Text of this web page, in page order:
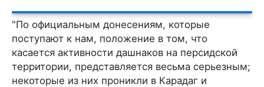
"По официальным донесениям, которые
поступают к нам, положение в том, что
касается активности дашнаков на пер­сидской
территории, представляется весьма серьезным;
неко­торые из них проникли в Карадаг и